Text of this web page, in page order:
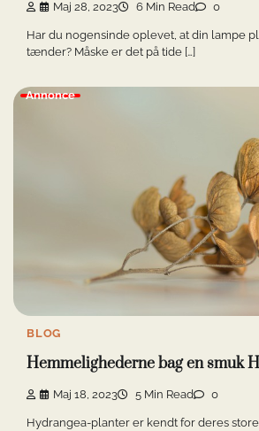
Maj 28, 2023 6 Min Read 0
Har du nogensinde oplevet, at din lampe
tænder? Måske er det på tide […]
Annonce
BLOG
Hemmelighederne bag en smuk
Maj 18, 2023 5 Min Read 0
Hydrangea-planter er kendt for deres